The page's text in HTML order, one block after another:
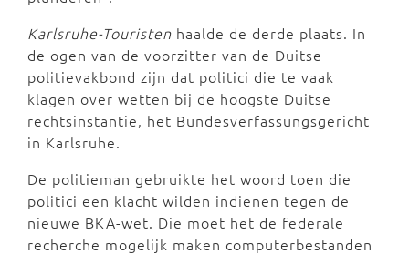
Karlsruhe-Touristen haalde de derde plaats. In
de ogen van de voorzitter van de Duitse
politievakbond zijn dat politici die te vaak
klagen over wetten bij de hoogste Duitse
rechtsinstantie, het Bundesverfassungsgericht
in Karlsruhe.
De politieman gebruikte het woord toen die
politici een klacht wilden indienen tegen de
nieuwe BKA-wet. Die moet het de federale
recherche mogelijk maken computerbestanden